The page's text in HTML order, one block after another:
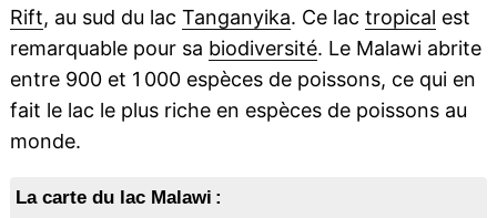
Rift, au sud du lac Tanganyika. Ce lac tropical est
remarquable pour sa biodiversité. Le Malawi abrite
entre 900 et 1 000 espèces de poissons, ce qui en
fait le lac le plus riche en espèces de poissons au
monde.
La carte du lac Malawi :